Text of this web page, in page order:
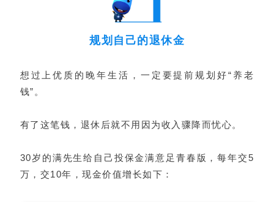
规划自己的退休金
想过上优质的晚年生活，一定要提前规划好“养老
钱”。
有了这笔钱，退休后就不用因为收入骤降而忧心。
30岁的满先生给自己投保金满意足青春版，每年交5
万，交10年，现金价值增长如下：